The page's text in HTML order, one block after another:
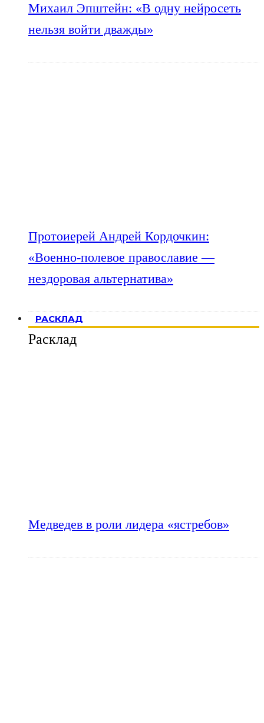
Михаил Эпштейн: «В одну нейросеть
нельзя войти дважды»
Протоиерей Андрей Кордочкин:
«Военно-полевое православие —
нездоровая альтернатива»
РАСКЛАД
Расклад
Медведев в роли лидера «ястребов»